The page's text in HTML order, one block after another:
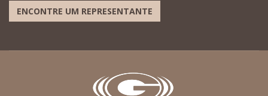
ENCONTRE UM REPRESENTANTE